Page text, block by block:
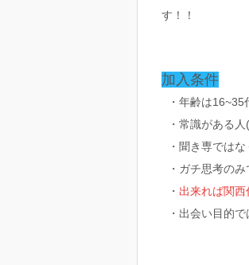
す！！
加入条件
・年齢は16~35
・常識がある
・聞き専ではな
・ガチ思考のみ
・ 出来れば関西
・出会い目的